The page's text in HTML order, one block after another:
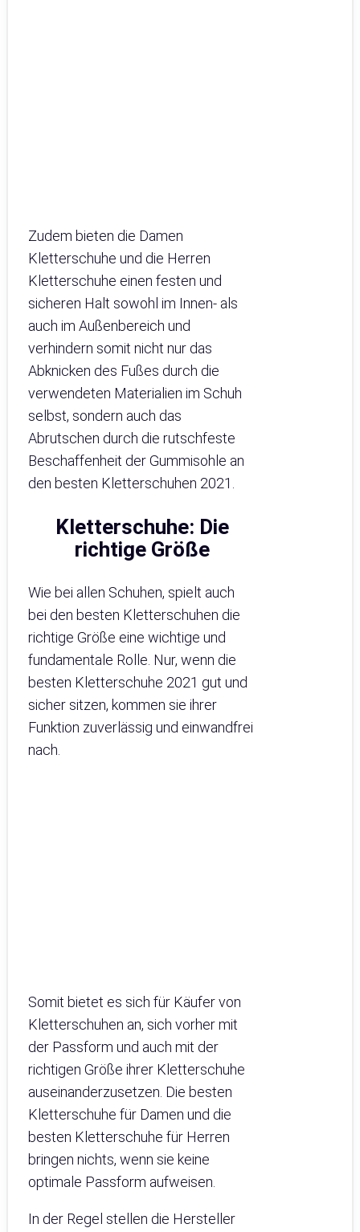
Zudem bieten die Damen
Kletterschuhe und die Herren
Kletterschuhe einen festen und
sicheren Halt sowohl im Innen- als
auch im Außenbereich und
verhindern somit nicht nur das
Abknicken des Fußes durch die
verwendeten Materialien im Schuh
selbst, sondern auch das
Abrutschen durch die rutschfeste
Beschaffenheit der Gummisohle an
den besten Kletterschuhen 2021.
Kletterschuhe: Die
richtige Größe
Wie bei allen Schuhen, spielt auch
bei den besten Kletterschuhen die
richtige Größe eine wichtige und
fundamentale Rolle. Nur, wenn die
besten Kletterschuhe 2021 gut und
sicher sitzen, kommen sie ihrer
Funktion zuverlässig und einwandfrei
nach.
Somit bietet es sich für Käufer von
Kletterschuhen an, sich vorher mit
der Passform und auch mit der
richtigen Größe ihrer Kletterschuhe
auseinanderzusetzen. Die besten
Kletterschuhe für Damen und die
besten Kletterschuhe für Herren
bringen nichts, wenn sie keine
optimale Passform aufweisen.
In der Regel stellen die Hersteller